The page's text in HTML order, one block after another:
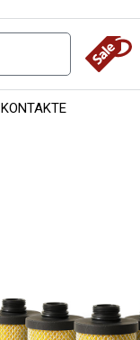
KONTAKTE